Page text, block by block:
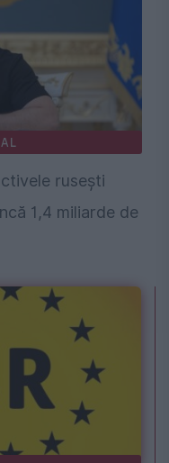
rusești
1,4 miliarde de